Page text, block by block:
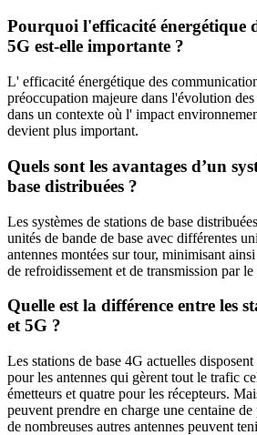
Pourquoi l'efficacité énergétique
5G est-elle importante ?
L' efficacité énergétique des
préoccupation majeure dans l'évolution
dans un contexte où l' impact
devient plus important.
Quels sont les avantages d’un
base distribuées ?
Les systèmes de stations de base
unités de bande de base avec différentes
antennes montées sur tour, minimisant
de refroidissement et de transmission par le
Quelle est la différence entre les
et 5G ?
Les stations de base 4G actuelles
pour les antennes qui gèrent tout le trafic
émetteurs et quatre pour les récepteurs.
peuvent prendre en charge une centaine
de nombreuses autres antennes peuvent